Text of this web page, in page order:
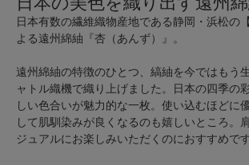
日本有数の繊維織物産地である静岡・浜松の
よる遠州綿紬『杏（あんず）』。
遠州綿紬の特徴のひとつ、縞紬を今ではもう
ャトル織機で織り上げました。日本の四季の
しい色合いが魅力的な一枚。使い込むほどに
して肌馴染みが良くなるのも嬉しいところ。
ジュアルにお楽しみいただくのにおすすめで